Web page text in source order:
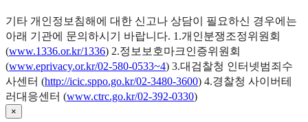
기타 개인정보침해에 대한 신고나 상담이 필요하신 경우에는
아래 기관에 문의하시기 바랍니다. 1.개인분쟁조정위원회
(www.1336.or.kr/1336) 2.정보보호마크인증위원회
(www.eprivacy.or.kr/02-580-0533~4) 3.대검찰청 인터넷범죄수
사센터 (http://icic.sppo.go.kr/02-3480-3600) 4.경찰청 사이버테
러대응센터 (www.ctrc.go.kr/02-392-0330)
×